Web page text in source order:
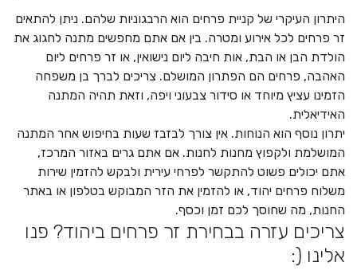
היתרון העיקרי של קניית פרחים הוא הרבגוניות שלהם. ניתן להתאים
זר פרחים לכל אירוע ומטרה. בין אם אתם מחפשים מתנה לחגוג את
הולדת הבן או הבת, אות חיבה ליום נישואין, או זר פרחים ליום
האהבה, פרחים הם הפתרון המושלם. צריכים לברך בן משפחה
הזמינו עציץ מיוחד או סידור צבעוני ויפה, וזאת תהיה המתנה
האידיאלית.
יתרון נוסף הוא הנוחות. אין צורך לבזבז שעות בחיפוש אחר המתנה
המושלמת ולקפוץ מחנות לחנות. אם אתם גרים באזור המרכז,
אתם יכולים פשוט להתקשר לפרחי עירית ולבקש להזמין שירות
משלוח פרחים יהוד, או להזמין את הזר המבוקש בטלפון או באתר
החנות, מה שחוסך לכם זמן וכסף.
צריכים עזרה בבחירת זר פרחים ביהוד? פנו
אלינו (: